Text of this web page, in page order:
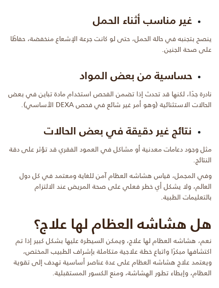
غير مناسب أثناء الحمل
ينصح بتجنبه في حالة الحمل، حتى لو كانت جرعة الإشعاع منخفضة، حفاظًا
على صحة الجنين.
حساسية من بعض المواد
نادرة جدًا، لكنها قد تحدث إذا تضمن الفحص استخدام مادة تباين في بعض
الحالات الاستثنائية (وهو أمر غير شائع في فحص DEXA الأساسي).
نتائج غير دقيقة في بعض الحالات
مثل وجود دعامات معدنية أو مشاكل في العمود الفقري قد تؤثر على دقة
النتائج.
وفي المجمل، قياس هشاشه العظام آمن للغاية ومعتمد في كل دول
العالم، ولا يشكل أي خطر فعلي على صحة المريض عند الالتزام
بالتعليمات الطبية.
هل هشاشه العظام لها علاج؟
نعم، هشاشه العظام لها علاج، ويمكن السيطرة عليها بشكل كبير إذا تم
اكتشافها مبكرًا واتباع خطة علاجية متكاملة بإشراف الطبيب المختص،
ويعتمد علاج هشاشه العظام على عدة عناصر أساسية تهدف إلى تقوية
العظام، وإبطاء تطور الهشاشة، ومنع الكسور المستقبلية.